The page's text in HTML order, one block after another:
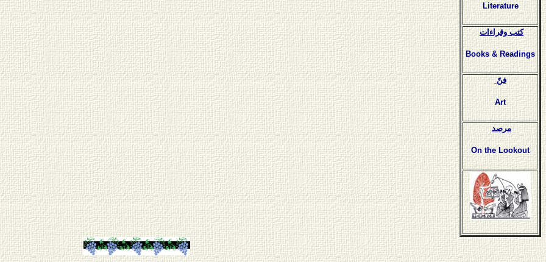
Literature
كتب وقراءات
Books & Readings
فنّ
Art
مرصد
On the Lookout